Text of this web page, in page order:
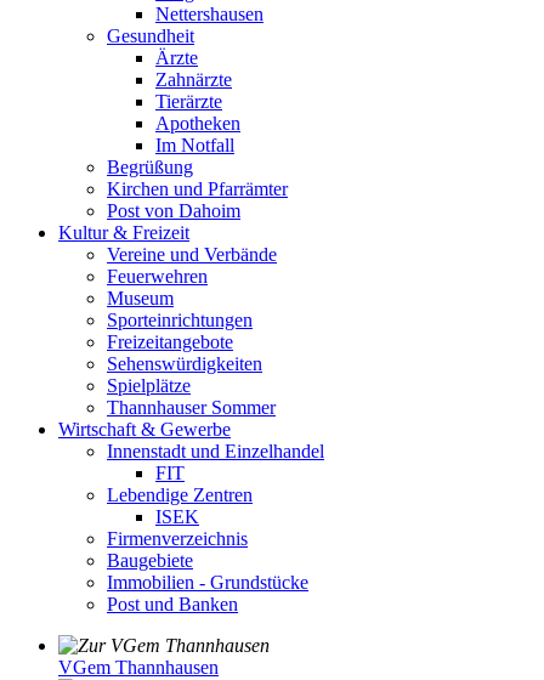
Nettershausen
Gesundheit
Ärzte
Zahnärzte
Tierärzte
Apotheken
Im Notfall
Begrüßung
Kirchen und Pfarrämter
Post von Dahoim
Kultur & Freizeit
Vereine und Verbände
Feuerwehren
Museum
Sporteinrichtungen
Freizeitangebote
Sehenswürdigkeiten
Spielplätze
Thannhauser Sommer
Wirtschaft & Gewerbe
Innenstadt und Einzelhandel
FIT
Lebendige Zentren
ISEK
Firmenverzeichnis
Baugebiete
Immobilien - Grundstücke
Post und Banken
VGem Thannhausen